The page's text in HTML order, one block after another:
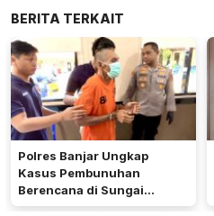
BERITA TERKAIT
Polres Banjar Ungkap
Kasus Pembunuhan
Berencana di Sungai
Pinang